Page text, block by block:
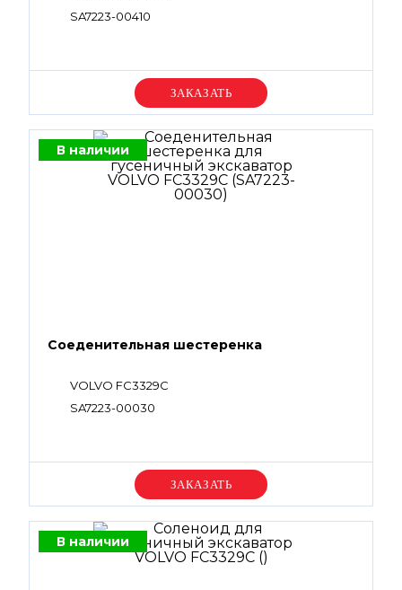
SA7223-00410
Уточняйте цену
В наличии
Соеденительная шестеренка
VOLVO FC3329C
SA7223-00030
Уточняйте цену
В наличии